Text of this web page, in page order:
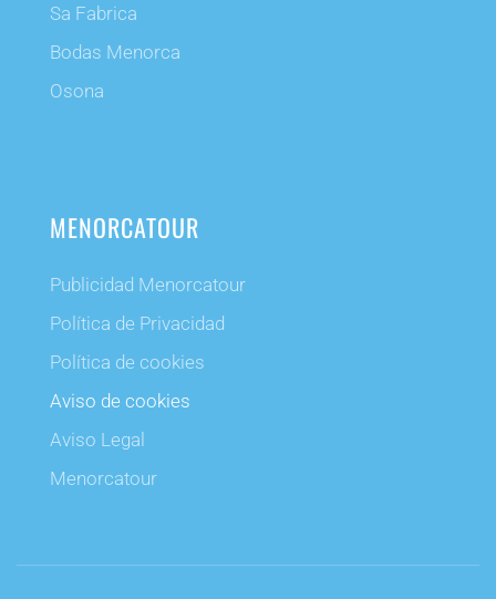
Sa Fabrica
Bodas Menorca
Osona
MENORCATOUR
Publicidad Menorcatour
Política de Privacidad
Política de cookies
Aviso de cookies
Aviso Legal
Menorcatour